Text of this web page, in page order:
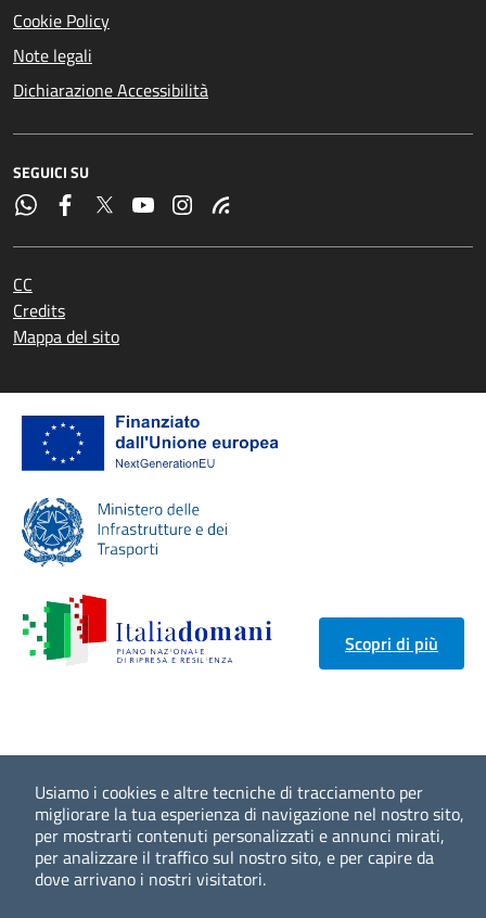
Usiamo i cookies e altre tecniche di tracciamento per
migliorare la tua esperienza di navigazione nel nostro sito,
per mostrarti contenuti personalizzati e annunci mirati,
per analizzare il traffico sul nostro sito, e per capire da
dove arrivano i nostri visitatori.
Cookie Policy
Note legali
Dichiarazione Accessibilità
SEGUICI SU
CC
Credits
Mappa del sito
Scopri di più